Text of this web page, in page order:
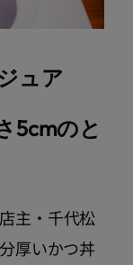
ュア
5cmのと
主・千代松
厚いかつ丼